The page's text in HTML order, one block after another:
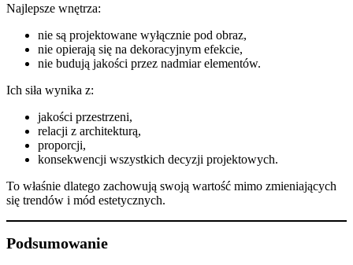
Najlepsze wnętrza:
nie są projektowane wyłącznie pod obraz,
nie opierają się na dekoracyjnym efekcie,
nie budują jakości przez nadmiar elementów.
Ich siła wynika z:
jakości przestrzeni,
relacji z architekturą,
proporcji,
konsekwencji wszystkich decyzji projektowych.
To właśnie dlatego zachowują swoją wartość mimo zmieniających
się trendów i mód estetycznych.
Podsumowanie